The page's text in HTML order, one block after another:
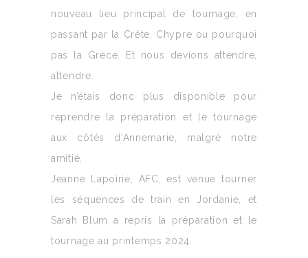
nouveau lieu principal de tournage, en
passant par la Crête, Chypre ou pourquoi
pas la Grèce. Et nous devions attendre,
attendre.
Je n’étais donc plus disponible pour
reprendre la préparation et le tournage
aux côtés d’Annemarie, malgré notre
amitié.
Jeanne Lapoirie, AFC, est venue tourner
les séquences de train en Jordanie, et
Sarah Blum a repris la préparation et le
tournage au printemps 2024.